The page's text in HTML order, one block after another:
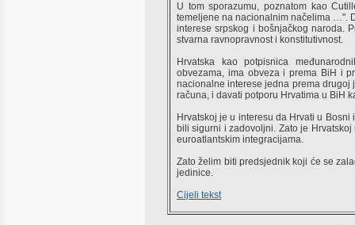
U tom sporazumu, poznatom kao
temeljene na nacionalnim načelima …".
interese srpskog i bošnjačkog naroda.
stvarna ravnopravnost i konstitutivnost.
Hrvatska kao potpisnica
obvezama, ima obveza i prema BiH i
nacionalne interese jedna prema
računa, i davati potporu Hrvatima u BiH
Hrvatskoj je u interesu da Hrvati u
bili sigurni i zadovoljni. Zato je
euroatlantskim integracijama.
Zato želim biti predsjednik koji će se
jedinice.
Cijeli tekst